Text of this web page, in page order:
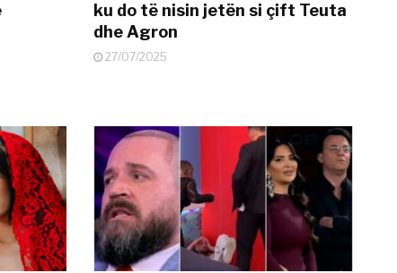
ku do të nisin jetën si çift Teuta
dhe Agron
27/07/2025